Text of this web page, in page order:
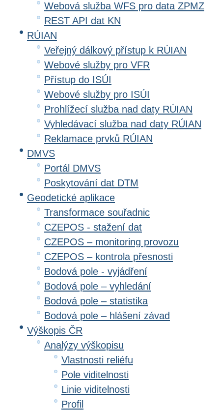
Webová služba WFS pro data ZPMZ
REST API dat KN
RÚIAN
Veřejný dálkový přístup k RÚIAN
Webové služby pro VFR
Přístup do ISÚI
Webové služby pro ISÚI
Prohlížecí služba nad daty RÚIAN
Vyhledávací služba nad daty RÚIAN
Reklamace prvků RÚIAN
DMVS
Portál DMVS
Poskytování dat DTM
Geodetické aplikace
Transformace souřadnic
CZEPOS - stažení dat
CZEPOS – monitoring provozu
CZEPOS – kontrola přesnosti
Bodová pole - vyjádření
Bodová pole – vyhledání
Bodová pole – statistika
Bodová pole – hlášení závad
Výškopis ČR
Analýzy výškopisu
Vlastnosti reliéfu
Pole viditelnosti
Linie viditelnosti
Profil